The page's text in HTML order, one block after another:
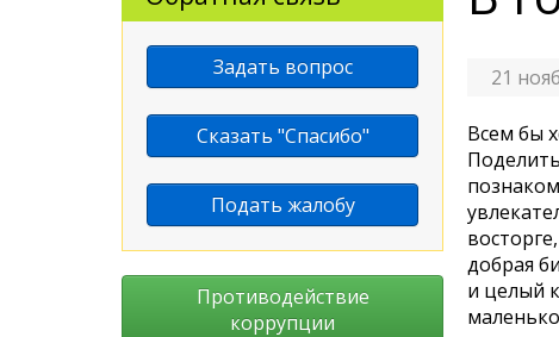
21
Всем бы
добрая
и целый
Задать вопрос
Сказать "Спасибо"
Подать жалобу
Противодействие
коррупции